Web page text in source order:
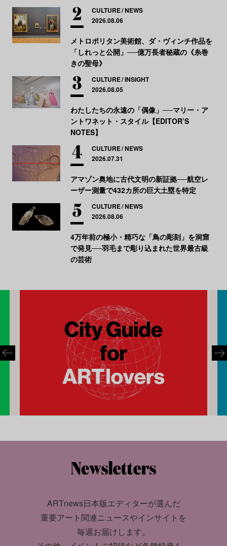
CULTURE NEWS
2026.08.06
メトロポリタン美術館、ダ・ヴィンチ作品を
「しれっと公開」──億万長者秘蔵の《糸巻
きの聖母》
CULTURE INSIGHT
2026.08.05
わたしたちの永遠の「偶像」──マリー・ア
ントワネット・スタイル【EDITOR’S
NOTES】
CULTURE NEWS
2026.07.31
アマゾン奥地に古代文明の新証拠──航空レ
ーザー測量で432カ所の巨大土塁を特定
CULTURE NEWS
2026.08.06
4万年前の極小・精巧な「鳥の彫刻」を洞窟
で発見──羽毛まで彫り込まれた世界最古級
の芸術
ARTnews日本版エディターが選んだ
重要アート関連ニュースやインサイトを
毎週お届けします。